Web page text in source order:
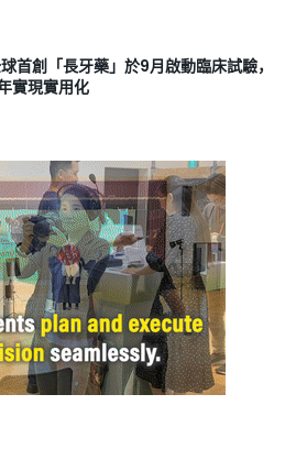
球首創「長牙藥」於9月啟動臨床試驗，
實現實用化